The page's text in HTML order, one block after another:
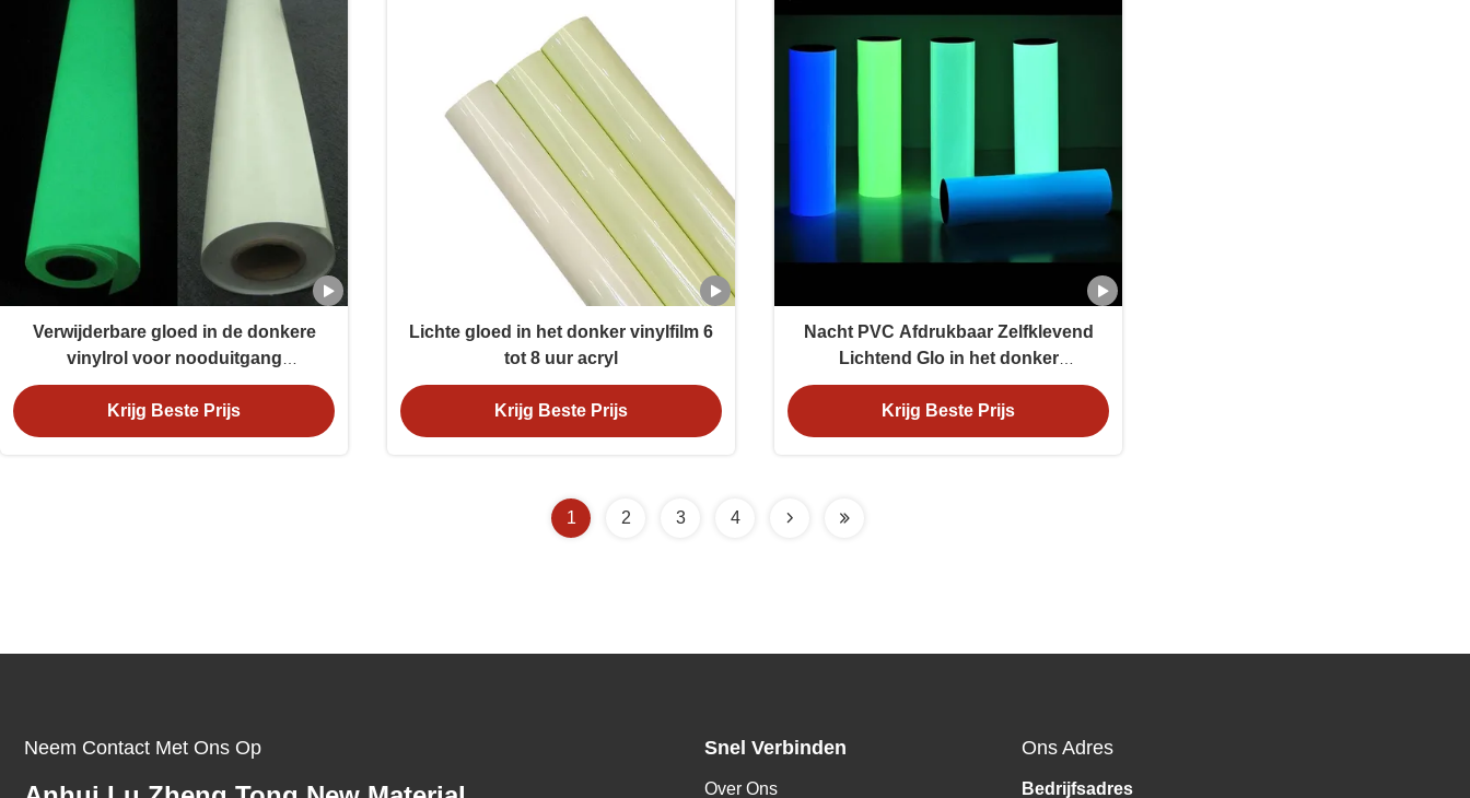
Verwijderbare gloed in de donkere
vinylrol voor nooduitgang
waarschuwing
Krijg Beste Prijs
Lichte gloed in het donker vinylfilm 6
tot 8 uur acryl
Krijg Beste Prijs
Nacht PVC Afdrukbaar Zelfklevend
Lichtend Glo in het donker
Fotoluminescerend vinyl voor
veiligheidswaarschuwing
Krijg Beste Prijs
1 2 3 4
Neem Contact Met Ons Op Snel Verbinden
Over Ons
Ons Adres
Bedrijfsadres